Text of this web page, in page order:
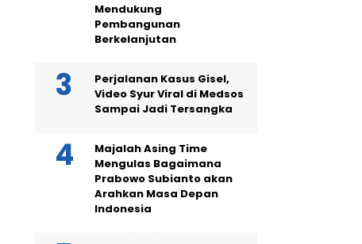
Mendukung
Pembangunan
Berkelanjutan
Perjalanan Kasus Gisel,
Video Syur Viral di Medsos
Sampai Jadi Tersangka
Majalah Asing Time
Mengulas Bagaimana
Prabowo Subianto akan
Arahkan Masa Depan
Indonesia